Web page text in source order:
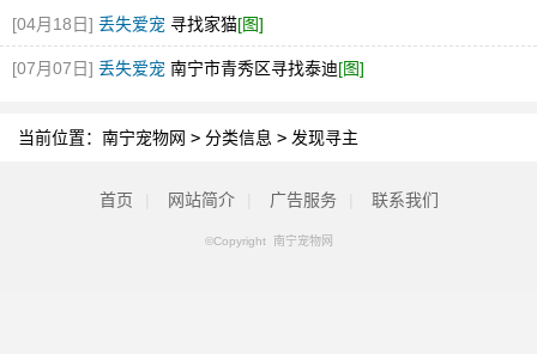
[04月18日] 丢失爱宠 寻找家猫[图]
[07月07日] 丢失爱宠 南宁市青秀区寻找泰迪[图]
当前位置： 南宁宠物网 > 分类信息 > 发现寻主
首页 网站简介 广告服务 联系我们
©Copyright 南宁宠物网